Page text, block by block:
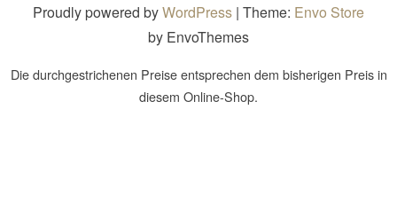
Proudly powered byWordPress | Theme: Envo Store
by EnvoThemes
Die durchgestrichenen Preise entsprechen dem bisherigen Preis in
diesem Online-Shop.